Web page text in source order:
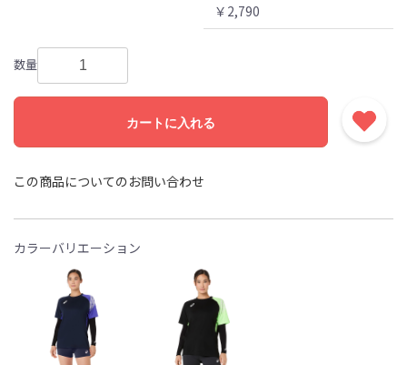
￥2,790
数量
カートに入れる
この商品についてのお問い合わせ
カラーバリエーション